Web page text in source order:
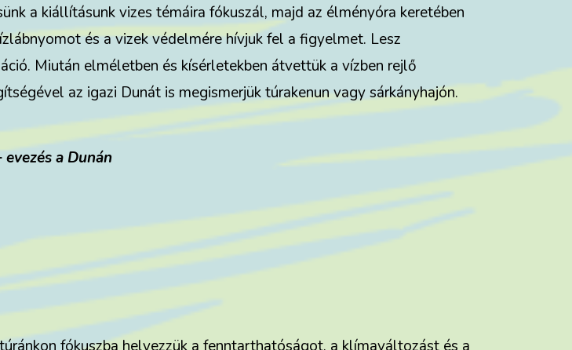
a kiállításunk vizes témáira fókuszál, majd az élményóra keretében
és a vizek védelmére hívjuk fel a figyelmet. Lesz
Miután elméletben és kísérletekben átvettük a vízben rejlő
az igazi Dunát is megismerjük túrakenun vagy sárkányhajón.
a Dunán